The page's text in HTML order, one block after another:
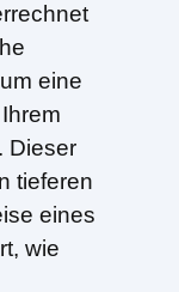
eine
Dieser
tieferen
eines
wie